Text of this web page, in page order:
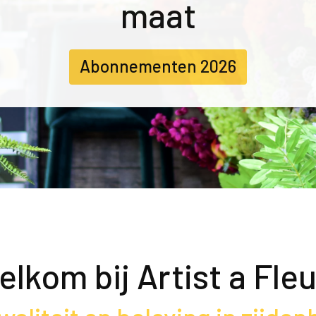
maat
Abonnementen 2026
bij Artist a